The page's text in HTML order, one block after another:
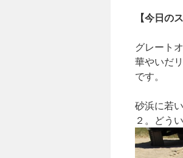
【今日の
グレート
華やいだ
です。
砂浜に若
２。どう